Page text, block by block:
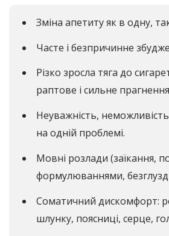
Зміна апетиту як в одну,
Часте і безпричинне
Різко зросла тяга до
раптове і сильне
Неуважність,
на одній проблемі.
Мовні розлади (заїкання,
формулюваннями,
Соматичний дискомфорт:
шлунку, поясниці, серце,